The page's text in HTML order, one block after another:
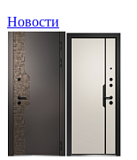
Новости